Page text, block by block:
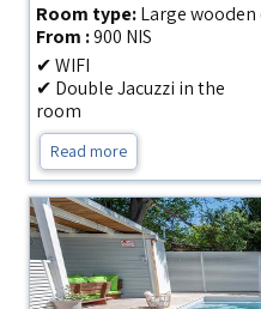
Room type:Large wooden
From :900 NIS
✔ WIFI
✔ Double Jacuzzi in the
room
Read more